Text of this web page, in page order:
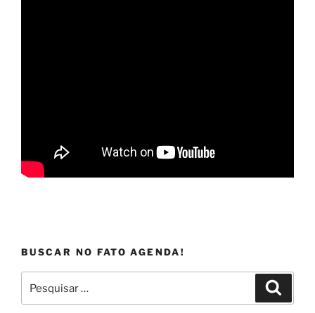
BUSCAR NO FATO AGENDA!
por: